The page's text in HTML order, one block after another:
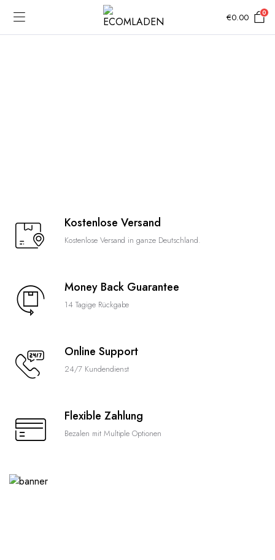
€0.00 0
Kostenlose Versand
Kostenlose Versand in ganze Deutschland.
Money Back Guarantee
14 Tagige Rückgabe
Online Support
24/7 Kundendienst
Flexible Zahlung
Bezalen mit Multiple Optionen